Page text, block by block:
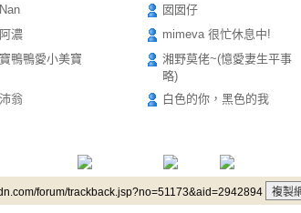
Nan
囡囡仔
阿濃
mimeva 很忙休息中!
寶鴨鴨愛小美寶
湘野莫佬~(憶愛妻生平事
略)
沛翁 白色的你，黑色的我
forum/trackback.jsp?no=51173&aid=2942894